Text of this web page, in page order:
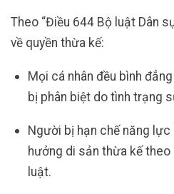
Theo “Điều 644 Bộ luật Dân
về quyền thừa kế:
Mọi cá nhân đều bình
bị phân biệt do tình trạng
Người bị hạn chế năng
hưởng di sản thừa kế
luật.